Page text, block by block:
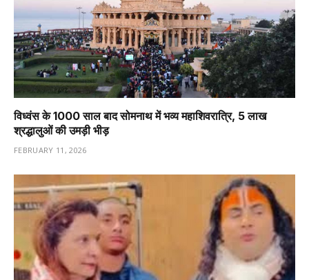
विध्वंस के 1000 साल बाद सोमनाथ में भव्य महाशिवरात्रि, 5 लाख
श्रद्धालुओं की उमड़ी भीड़
FEBRUARY 11, 2026